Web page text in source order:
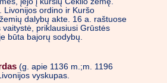
Livonijos ordino ir Kuršo
dalybų akte. 16 a. raštuose
vaitystė, priklausiusi Grūstės
būta bajorų sodybų.
(g. apie 1136 m.;m. 1196
vyskupas.